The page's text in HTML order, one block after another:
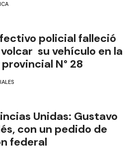
policial falleció
su vehículo en la
N° 28
Unidas: Gustavo
con un pedido de
federal